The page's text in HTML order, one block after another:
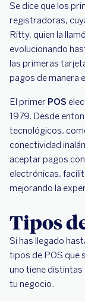
Se dice que los
registradoras,
Ritty, quien la
evolucionando
las primeras
pagos de manera
El primer POS
1979. Desde
tecnológicos,
conectividad
aceptar pagos
electrónicas,
mejorando la
Tipos
Si has llegado
tipos de POS que
uno tiene
tu negocio.